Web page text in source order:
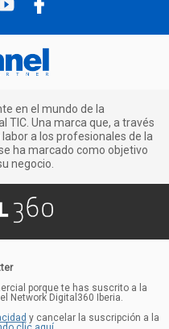
en el mundo de la
TIC. Una marca que, a través
a los profesionales de la
ha marcado como objetivo
negocio.
porque te has suscrito a la
Network Digital360 Iberia.
y cancelar la suscripción a la